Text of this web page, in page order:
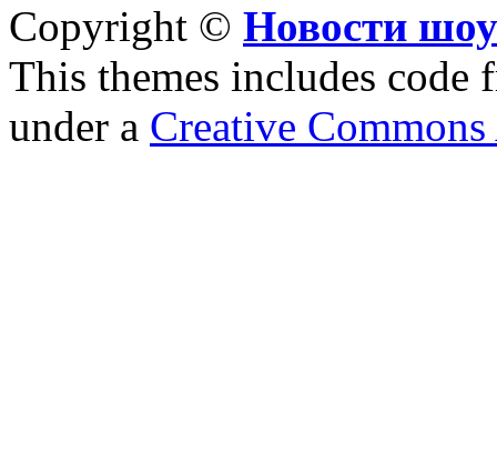
Copyright © Новости
This themes includes code
under a Creative